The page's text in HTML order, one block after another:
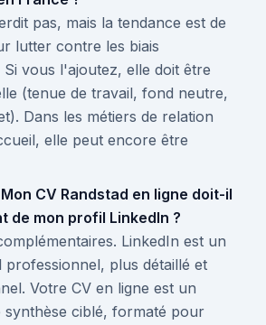
pas, mais la tendance est de
lutter contre les biais
Si vous l'ajoutez, elle doit être
(tenue de travail, fond neutre,
Dans les métiers de relation
elle peut encore être
CV Randstad en ligne doit-il
de mon profil LinkedIn ?
LinkedIn est un
professionnel, plus détaillé et
Votre CV en ligne est un
synthèse ciblé, formaté pour